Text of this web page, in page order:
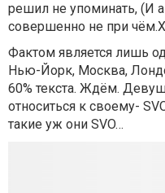
решил не упоминать, (И
совершенно не при
Фактом является лишь
Нью-Йорк, Москва,
60% текста. Ждём.
относиться к своему-
такие уж они SVO…